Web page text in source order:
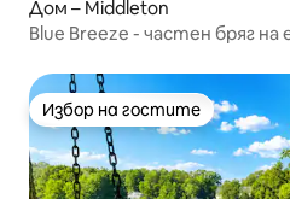
Дом – Middleton
Blue Breeze - частен бряг на
Избор на гостите
Избор на гостите